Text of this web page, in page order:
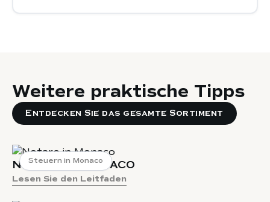
Weitere praktische Tipps
Entdecken Sie das gesamte Sortiment
Steuern in Monaco
NOTARE IN MONACO
Lesen Sie den Leitfaden